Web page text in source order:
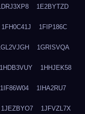
1E2BYTZD
1FH0C41J 1FIP186C
1GRISVQA
1HDB3VUY 1HHJEK58
1IF86W04 1IHA2RU7
1JEZBYO7 1JFVZL7X